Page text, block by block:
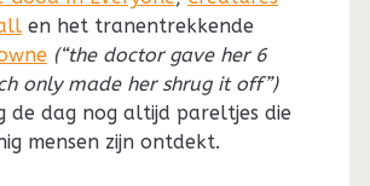
en het tranentrekkende
(“the doctor gave her 6
only made her shrug it off”)
de dag nog altijd pareltjes die
mensen zijn ontdekt.